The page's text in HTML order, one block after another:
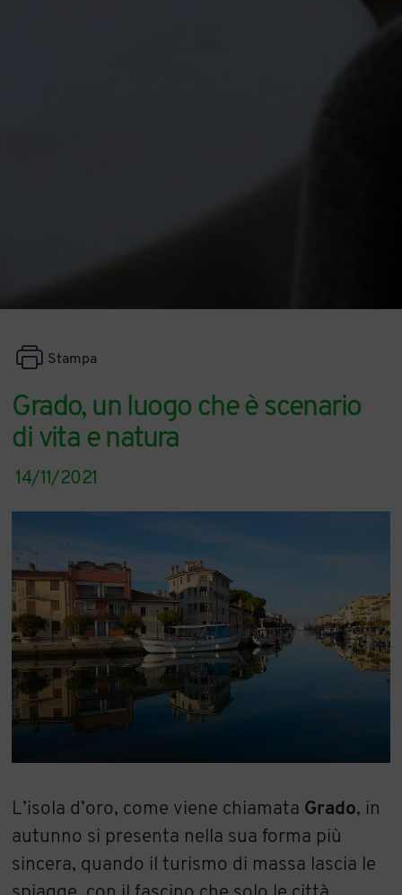
Grado, un luogo che è scenario
di vita e natura
Stampa
14/11/2021
L’isola d’oro, come viene chiamata Grado, in
autunno si presenta nella sua forma più
sincera, quando il turismo di massa lascia le